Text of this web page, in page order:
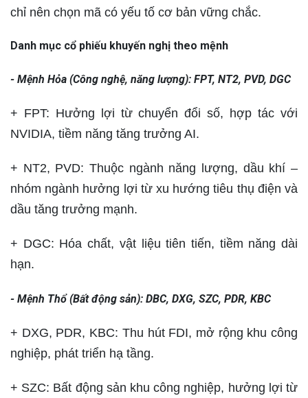
chỉ nên chọn mã có yếu tố cơ bản vững chắc.
Danh mục cổ phiếu khuyến nghị theo mệnh
- Mệnh Hỏa (Công nghệ, năng lượng): FPT, NT2, PVD, DGC
+ FPT: Hưởng lợi từ chuyển đổi số, hợp tác với
NVIDIA, tiềm năng tăng trưởng AI.
+ NT2, PVD: Thuộc ngành năng lượng, dầu khí –
nhóm ngành hưởng lợi từ xu hướng tiêu thụ điện và
dầu tăng trưởng mạnh.
+ DGC: Hóa chất, vật liệu tiên tiến, tiềm năng dài
hạn.
- Mệnh Thổ (Bất động sản): DBC, DXG, SZC, PDR, KBC
+ DXG, PDR, KBC: Thu hút FDI, mở rộng khu công
nghiệp, phát triển hạ tầng.
+ SZC: Bất động sản khu công nghiệp, hưởng lợi từ